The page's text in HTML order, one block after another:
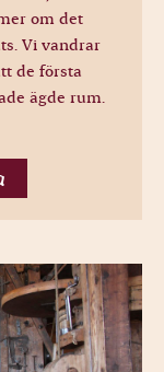
om det
Vi vandrar
de första
ägde rum.